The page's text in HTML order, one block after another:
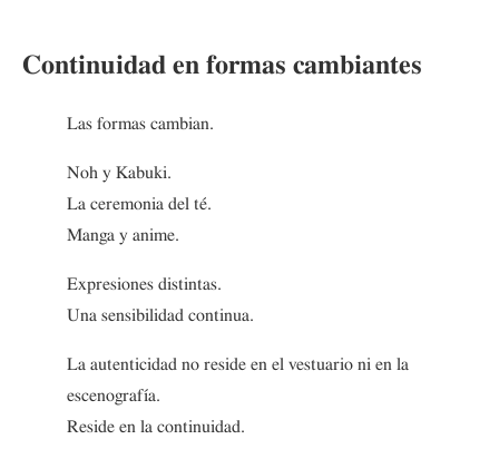
Continuidad en formas cambiantes
Las formas cambian.
Noh y Kabuki.
La ceremonia del té.
Manga y anime.
Expresiones distintas.
Una sensibilidad continua.
La autenticidad no reside en el vestuario ni en la
escenografía.
Reside en la continuidad.